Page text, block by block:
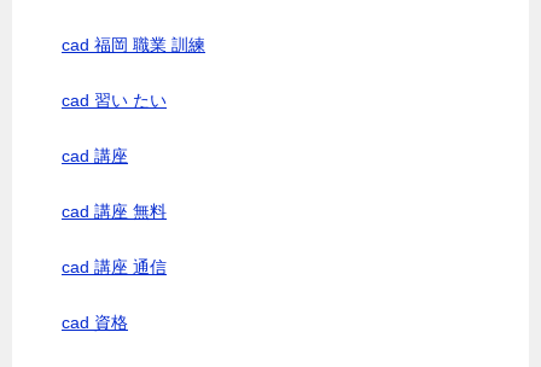
cad 福岡 職業 訓練
cad 習い たい
cad 講座
cad 講座 無料
cad 講座 通信
cad 資格